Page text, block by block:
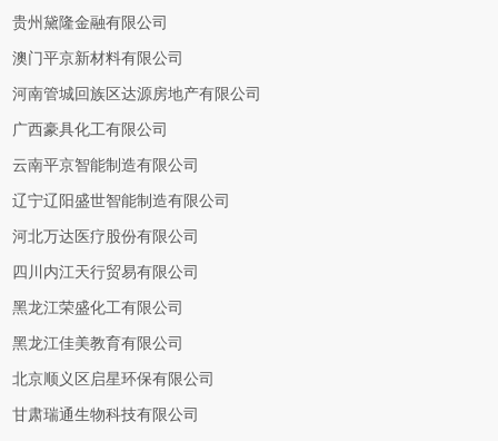
贵州黛隆金融有限公司
澳门平京新材料有限公司
河南管城回族区达源房地产有限公司
广西豪具化工有限公司
云南平京智能制造有限公司
辽宁辽阳盛世智能制造有限公司
河北万达医疗股份有限公司
四川内江天行贸易有限公司
黑龙江荣盛化工有限公司
黑龙江佳美教育有限公司
北京顺义区启星环保有限公司
甘肃瑞通生物科技有限公司